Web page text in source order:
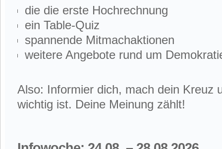
die die erste Hochrechnung
ein Table-Quiz
spannende Mitmachaktionen
weitere Angebote rund um
Also: Informier dich, mach dein Kreuz
wichtig ist. Deine Meinung zählt!